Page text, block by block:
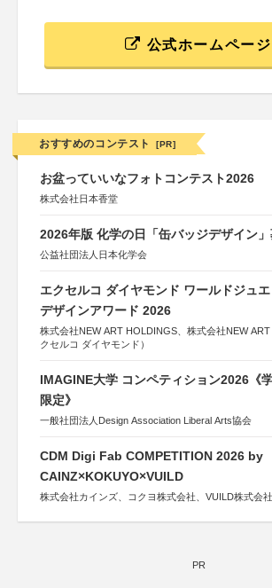
公式ホームページ
おすすめのコンテスト [PR]
お盆っていいなフォトコンテスト2026
株式会社日本香堂
2026年版 化学の日「缶バッジデザイン
公益社団法人日本化学会
エクセルコ ダイヤモンド ワールドジュ
デザインアワード 2026
株式会社NEW ART HOLDINGS、株式会社NEW ART
クセルコ ダイヤモンド）
IMAGINE大学 コンペティション2026《
限定》
一般社団法人Design Association Liberal Arts協会
CDM Digi Fab COMPETITION 2026 by
CAINZ×KOKUYO×VUILD
株式会社カインズ、コクヨ株式会社、VUILD株式会社
PR